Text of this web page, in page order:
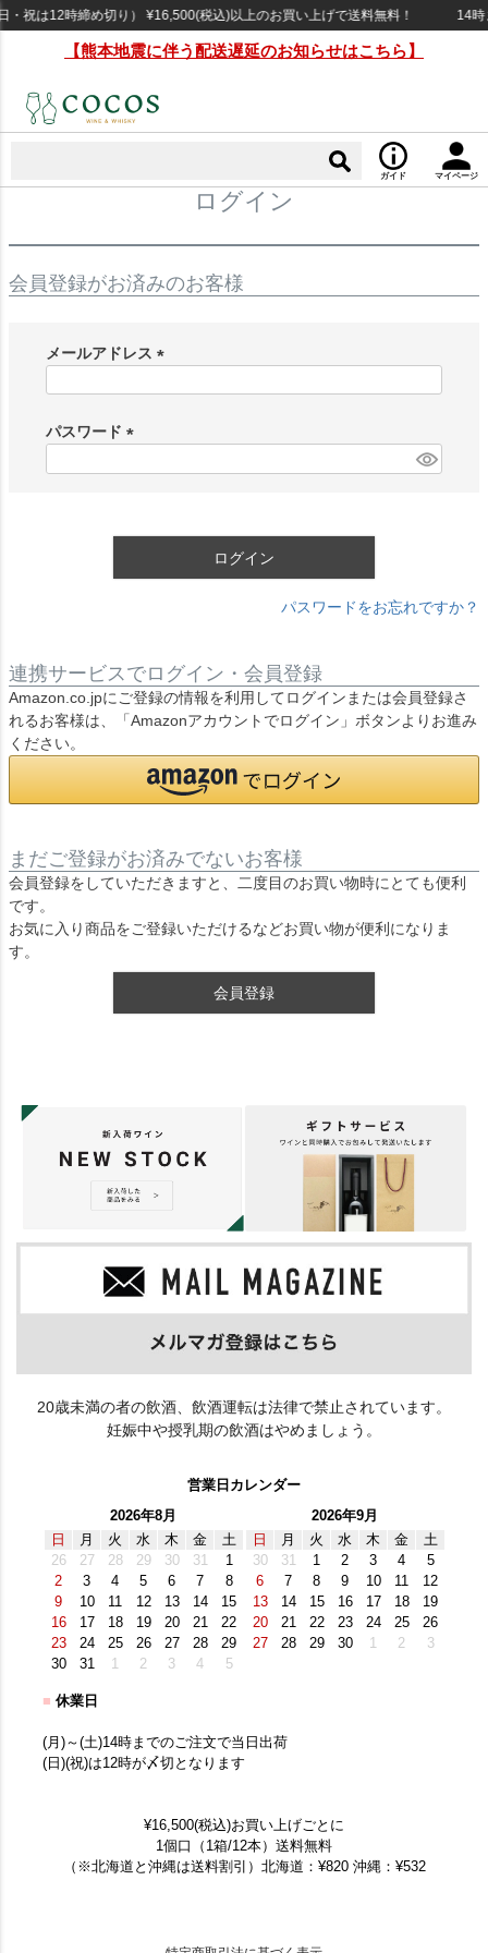
祝は12時締め切り） ¥16,500(税込)以上のお買い上げで送料無料！ 14時
【熊本地震に伴う配送遅延のお知らせはこちら】
ガイド マイページ
ログイン
会員登録がお済みのお客様
メールアドレス
)
パスワード
ログイン
パスワードをお忘れですか？
連携サービスでログイン・会員登録
Amazon.co.jpにご登録の情報を利用してログインまたは会員登録さ
れるお客様は、「Amazonアカウントでログイン」ボタンよりお進み
ください。
まだご登録がお済みでないお客様
会員登録をしていただきますと、二度目のお買い物時にとても便利
です。
お気に入り商品をご登録いただけるなどお買い物が便利になりま
す。
会員登録
20歳未満の者の飲酒、飲酒運転は法律で禁止されています。
妊娠中や授乳期の飲酒はやめましょう。
営業日カレンダー
2026年8月
日
月 火 水 木 金
土
26
27 28 29 30 31
1
2
3 4 5 6 7
8
9
10 11 12 13 14
15
16
17 18 19 20 21
22
23
24 25 26 27 28
29
30
31 1 2 3 4 5
2026年9月
日
月 火 水 木 金
土
30
31 1 2 3 4
5
6
7 8 9 10 11
12
13
14 15 16 17 18
19
20
21 22 23 24 25
26
27
28 29 30 1 2 3
■ 休業日
(月)～(土)14時までのご注文で当日出荷
(日)(祝)は12時が〆切となります
¥16,500(税込)お買い上げごとに
1個口（1箱/12本）送料無料
（※北海道と沖縄は送料割引）北海道：¥820 沖縄：¥532